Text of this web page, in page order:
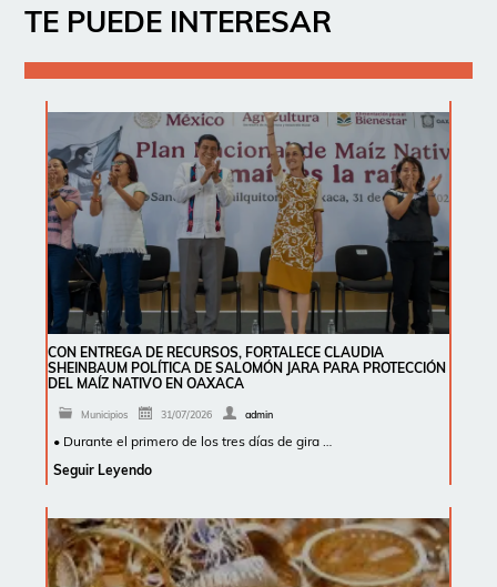
TE PUEDE INTERESAR
CON ENTREGA DE RECURSOS, FORTALECE CLAUDIA
SHEINBAUM POLÍTICA DE SALOMÓN JARA PARA PROTECCIÓN
DEL MAÍZ NATIVO EN OAXACA
Municipios 31/07/2026 admin
• Durante el primero de los tres días de gira …
Seguir Leyendo